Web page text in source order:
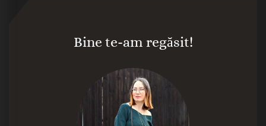
Bine te-am regăsit!